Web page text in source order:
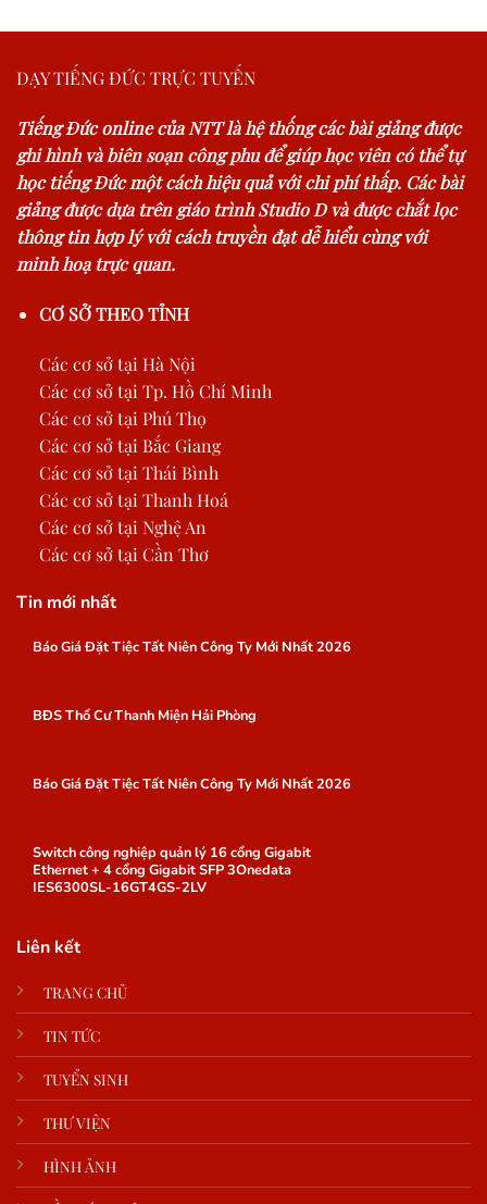
DẠY TIẾNG ĐỨC TRỰC TUYẾN
Tiếng Đức online của NTT là hệ thống các bài giảng được
ghi hình và biên soạn công phu để giúp học viên có thể tự
học tiếng Đức một cách hiệu quả với chi phí thấp. Các bài
giảng được dựa trên giáo trình Studio D và được chắt lọc
thông tin hợp lý với cách truyền đạt dễ hiểu cùng với
minh hoạ trực quan.
CƠ SỞ THEO TỈNH
Các cơ sở tại Hà Nội
Các cơ sở tại Tp. Hồ Chí Minh
Các cơ sở tại Phú Thọ
Các cơ sở tại Bắc Giang
Các cơ sở tại Thái Bình
Các cơ sở tại Thanh Hoá
Các cơ sở tại Nghệ An
Các cơ sở tại Cần Thơ
Tin mới nhất
Báo Giá Đặt Tiệc Tất Niên Công Ty Mới Nhất 2026
BĐS Thổ Cư Thanh Miện Hải Phòng
Báo Giá Đặt Tiệc Tất Niên Công Ty Mới Nhất 2026
Switch công nghiệp quản lý 16 cổng Gigabit
Ethernet + 4 cổng Gigabit SFP 3Onedata
IES6300SL-16GT4GS-2LV
Liên kết
TRANG CHỦ
TIN TỨC
TUYỂN SINH
THƯ VIỆN
HÌNH ẢNH